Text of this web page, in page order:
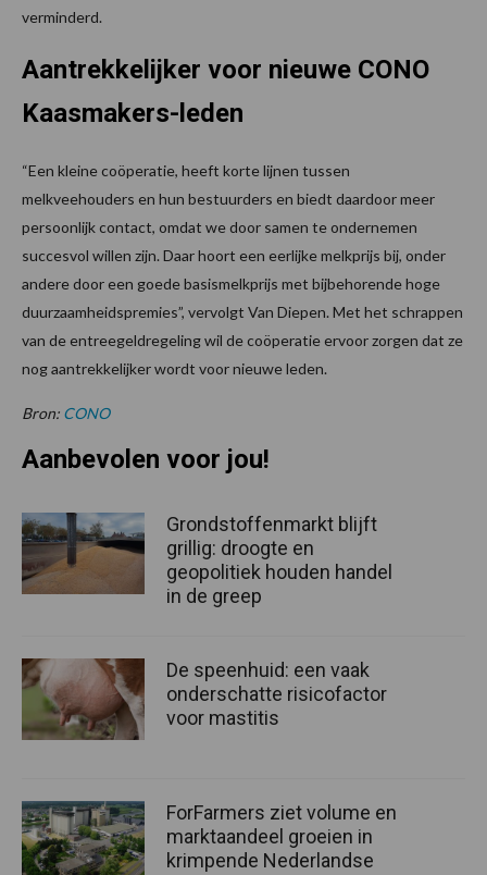
verminderd.
Aantrekkelijker voor nieuwe CONO
Kaasmakers-leden
“Een kleine coöperatie, heeft korte lijnen tussen
melkveehouders en hun bestuurders en biedt daardoor meer
persoonlijk contact, omdat we door samen te ondernemen
succesvol willen zijn. Daar hoort een eerlijke melkprijs bij, onder
andere door een goede basismelkprijs met bijbehorende hoge
duurzaamheidspremies”, vervolgt Van Diepen. Met het schrappen
van de entreegeldregeling wil de coöperatie ervoor zorgen dat ze
nog aantrekkelijker wordt voor nieuwe leden.
Bron: CONO
Aanbevolen voor jou!
Grondstoffenmarkt blijft
grillig: droogte en
geopolitiek houden handel
in de greep
De speenhuid: een vaak
onderschatte risicofactor
voor mastitis
ForFarmers ziet volume en
marktaandeel groeien in
krimpende Nederlandse